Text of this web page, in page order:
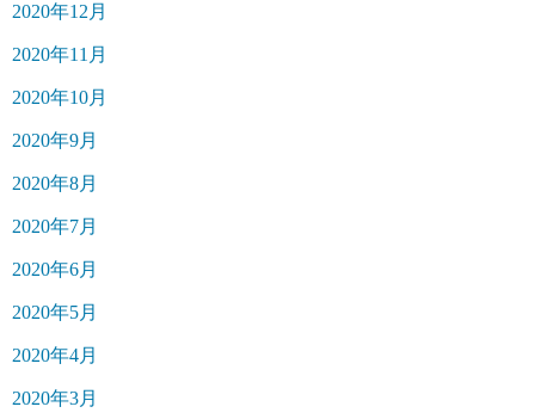
2020年12月
2020年11月
2020年10月
2020年9月
2020年8月
2020年7月
2020年6月
2020年5月
2020年4月
2020年3月